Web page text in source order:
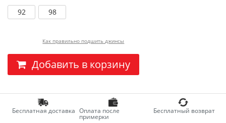
92 98
Как правильно подшить джинсы
Добавить в корзину
Бесплатная доставка Оплата после
примерки
Бесплатный возврат